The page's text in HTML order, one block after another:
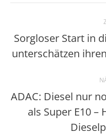
Sorgloser Start in
unterschätzen
ADAC: Diesel nur
als Super E10 –